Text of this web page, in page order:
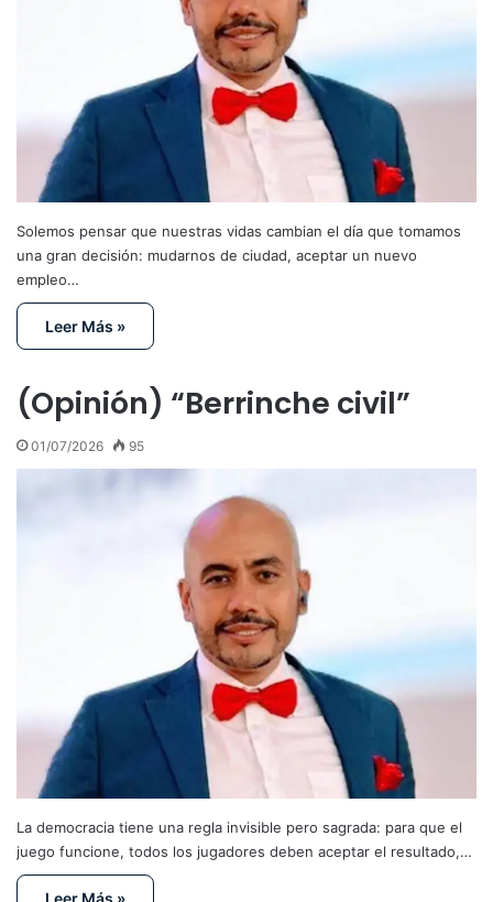
Solemos pensar que nuestras vidas cambian el día que tomamos
una gran decisión: mudarnos de ciudad, aceptar un nuevo
empleo…
Leer Más »
(Opinión) “Berrinche civil”
01/07/2026 95
La democracia tiene una regla invisible pero sagrada: para que el
juego funcione, todos los jugadores deben aceptar el resultado,…
Leer Más »